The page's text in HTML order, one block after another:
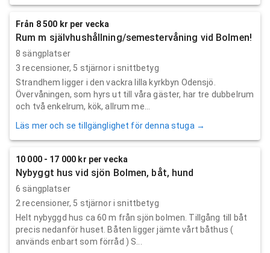
Från 8 500 kr per vecka
Rum m självhushållning/semestervåning vid Bolmen!
8 sängplatser
3 recensioner, 5 stjärnor i snittbetyg
Strandhem ligger i den vackra lilla kyrkbyn Odensjö.
Övervåningen, som hyrs ut till våra gäster, har tre dubbelrum
och två enkelrum, kök, allrum me...
Läs mer och se tillgänglighet för denna stuga →
10 000 - 17 000 kr per vecka
Nybyggt hus vid sjön Bolmen, båt, hund
6 sängplatser
2 recensioner, 5 stjärnor i snittbetyg
Helt nybyggd hus ca 60 m från sjön bolmen. Tillgång till båt
precis nedanför huset. Båten ligger jämte vårt båthus (
används enbart som förråd ) S...